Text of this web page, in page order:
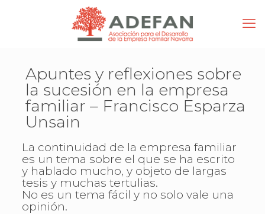
Apuntes y reflexiones sobre
la sucesión en la empresa
familiar – Francisco Esparza
Unsain
La continuidad de la empresa familiar
es un tema sobre el que se ha escrito
y hablado mucho, y objeto de largas
tesis y muchas tertulias.
No es un tema fácil y no solo vale una
opinión.